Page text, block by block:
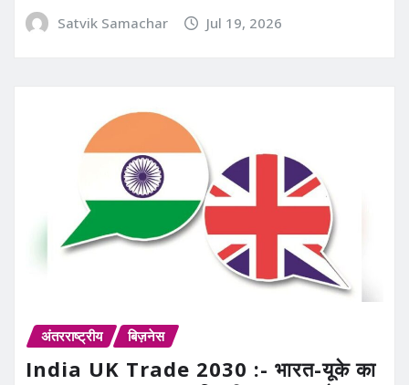
Satvik Samachar Jul 19, 2026
अंतरराष्ट्रीय बिज़नेस
India UK Trade 2030 :- भारत-यूके का